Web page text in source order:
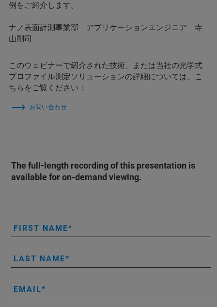
例をご紹介します。
ナノ表面計測事業部 アプリケーションエンジニア 寺
山剛司
このウェビナーで紹介された技術、または当社の光学式
プロファイル測定ソリューションの詳細については、こ
ちらをご覧ください：
お問い合わせ
The full-length recording of this presentation is
available for on-demand viewing.
FIRST NAME
LAST NAME
EMAIL